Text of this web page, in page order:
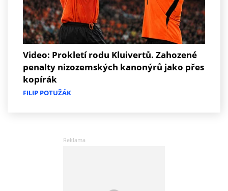
Video: Prokletí rodu Kluivertů. Zahozené
penalty nizozemských kanonýrů jako přes
kopírák
FILIP POTUŽÁK